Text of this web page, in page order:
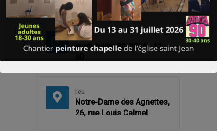
Fin
jeudi, juillet 30, 2026 - 11:
lieu
Notre-Dame des Agnettes,
26, rue Louis Calmel